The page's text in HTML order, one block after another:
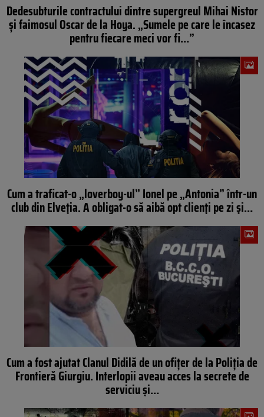
Dedesubturile contractului dintre supergreul Mihai Nistor
și faimosul Oscar de la Hoya. „Sumele pe care le încasez
pentru fiecare meci vor fi…”
Cum a traficat-o „loverboy-ul” Ionel pe „Antonia” într-un
club din Elveția. A obligat-o să aibă opt clienți pe zi și…
Cum a fost ajutat Clanul Didilă de un ofițer de la Poliția de
Frontieră Giurgiu. Interlopii aveau acces la secrete de
serviciu și…